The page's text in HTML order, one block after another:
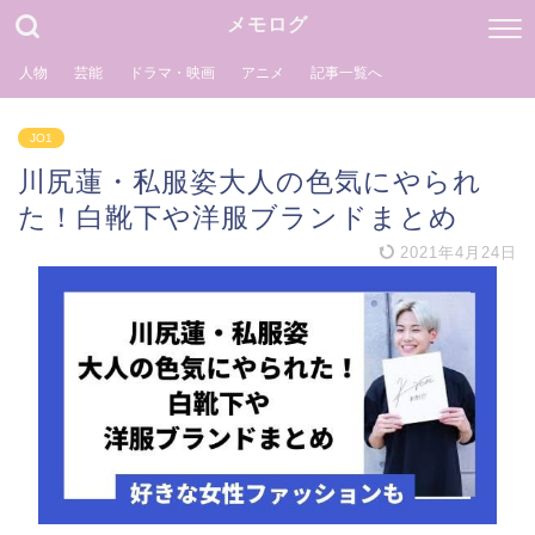
メモログ
人物 芸能 ドラマ・映画 アニメ 記事一覧へ
JO1
川尻蓮・私服姿大人の色気にやられ
た！白靴下や洋服ブランドまとめ
2021年4月24日